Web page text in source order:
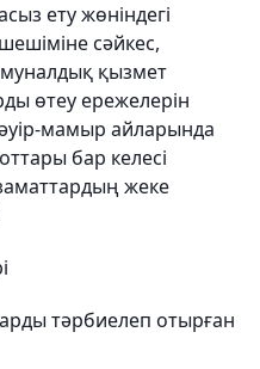
ету жөніндегі
сәйкес,
қызмет
өтеу ережелерін
мамыр айларында
бар келесі
жеке
тәрбиелеп отырған